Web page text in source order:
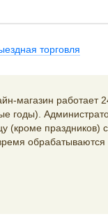
торговля
магазин работает
годы).
(кроме праздников)
обрабатываются